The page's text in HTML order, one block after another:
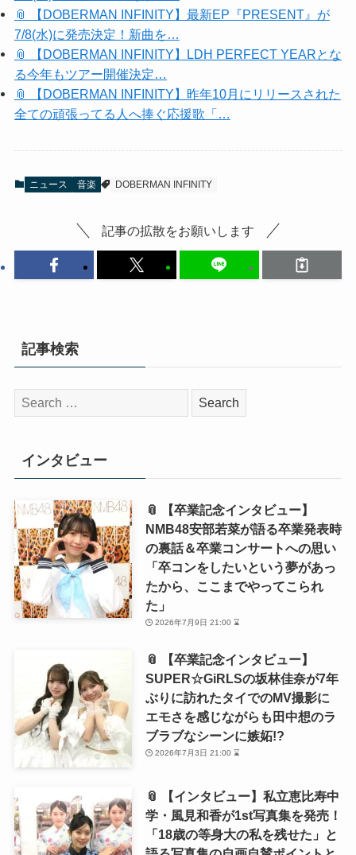
📎 【DOBERMAN INFINITY】最新EP『PRESENT』が
7/8(水)に発売決定！新曲を…
📎 【DOBERMAN INFINITY】LDH PERFECT YEARとな
る今年もツアー開催決定…
📎 【DOBERMAN INFINITY】昨年10月にリリースされた
全ての頑張ってる人へ捧ぐ応援歌「…
ニュース 音楽 DOBERMAN INFINITY
記事の拡散をお願いします
記事検索
検
索:
インタビュー
📎 【卒業記念インタビュー】
NMB48安部若菜が語る卒業発表時
の裏話＆卒業コンサートへの思い
「卒コンをしたいという夢があっ
たから、ここまでやってこられ
た」
2026年7月9日 21:00 ⌛
📎 【卒業記念インタビュー】
SUPER☆GiRLSの坂林佳奈が7年
ぶりに訪れたタイでのMV撮影に
エモさを感じながらも田中想のラ
ブラブなシーンに嫉妬!?
2026年7月3日 21:00 ⌛
📎 【インタビュー】私立恵比寿中
学・風見和香が1st写真集を発売！
「18歳の等身大の私を残せた」と